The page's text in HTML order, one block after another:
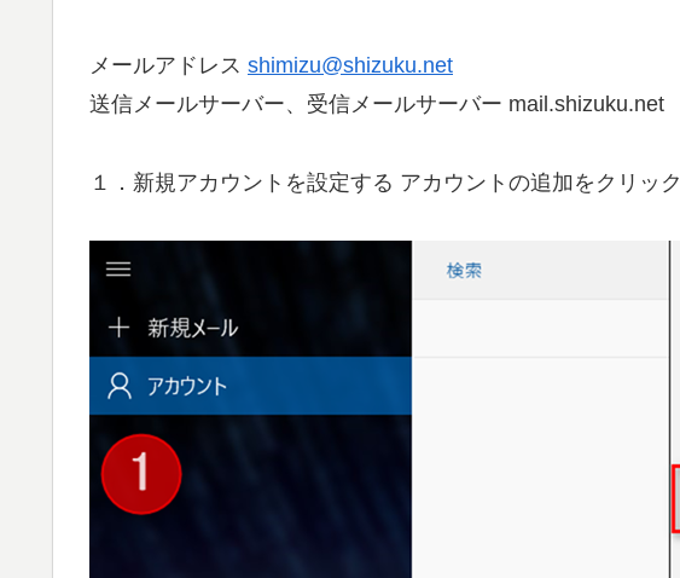
メールアドレス shimizu@shizuku.net
送信メールサーバー、受信メールサーバー mail.shizuku.net
１．新規アカウントを設定する アカウントの追加をクリック